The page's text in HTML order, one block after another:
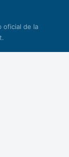
oficial de la